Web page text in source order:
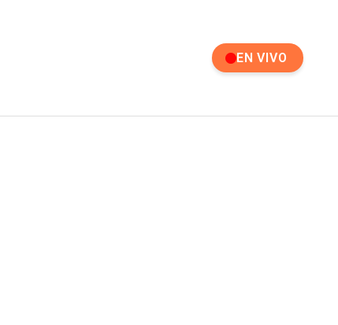
EN VIVO